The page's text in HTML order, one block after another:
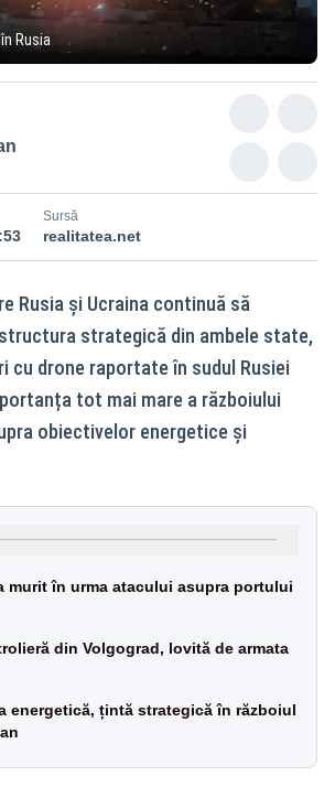
Rusia
Sursă
realitatea.net
Rusia și Ucraina continuă să
strategică din ambele state,
cu drone raportate în sudul Rusiei
tot mai mare a războiului
obiectivelor energetice și
murit în urma atacului asupra portului
din Volgograd, lovită de armata
energetică, țintă strategică în războiul